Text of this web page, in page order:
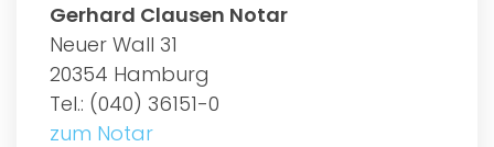
Gerhard Clausen Notar
Neuer Wall 31
20354 Hamburg
Tel.: (040) 36151-0
zum Notar